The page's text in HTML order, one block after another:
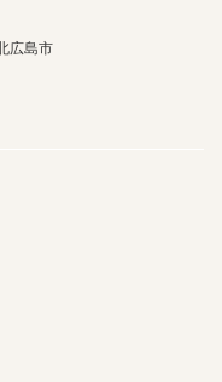
広島市